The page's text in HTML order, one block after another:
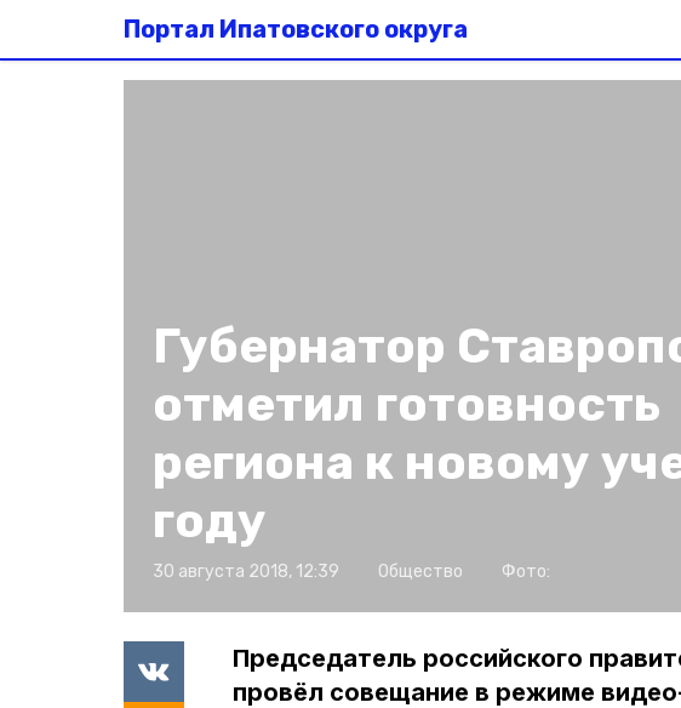
Портал Ипатовского округа
Губернатор
отметил готовность
региона к новому
году
30 августа 2018, 12:39 Общество Фото:
Председатель российского
провёл совещание в режиме